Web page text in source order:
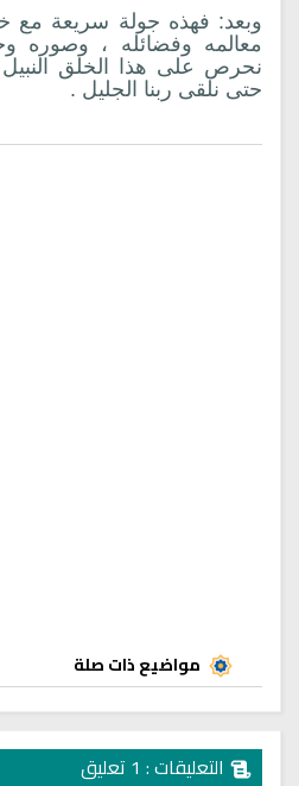
وبعد: فهذه جولة سريعة مع
معالمه وفضائله ، وصوره
نحرص على هذا الخلق
حتى نلقى ربنا الجليل .
مواضيع ذات صلة
التعليقات : 1 تعليق